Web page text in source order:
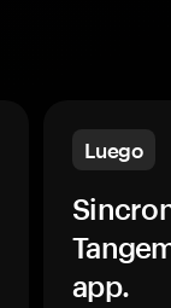
Luego
app.